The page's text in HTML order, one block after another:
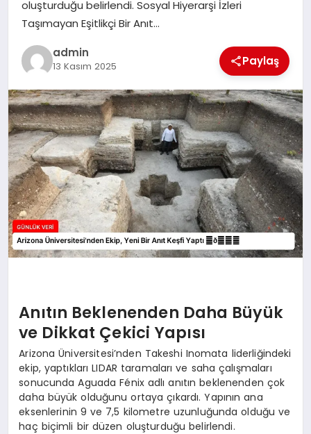
oluşturduğu belirlendi. Sosyal Hiyerarşi İzleri
Taşımayan Eşitlikçi Bir Anıt…
admin
13 Kasım 2025 Paylaş
Anıtın Beklenenden Daha Büyük
ve Dikkat Çekici Yapısı
Arizona Üniversitesi’nden Takeshi Inomata liderliğindeki
ekip, yaptıkları LIDAR taramaları ve saha çalışmaları
sonucunda Aguada Fénix adlı anıtın beklenenden çok
daha büyük olduğunu ortaya çıkardı. Yapının ana
eksenlerinin 9 ve 7,5 kilometre uzunluğunda olduğu ve
haç biçimli bir düzen oluşturduğu belirlendi.